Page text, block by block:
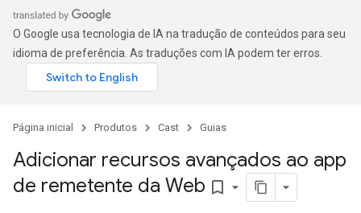
O Google usa tecnologia de IA na tradução de conteúdos para seu
idioma de preferência. As traduções com IA podem ter erros.
Página inicial Produtos Cast Guias
Adicionar recursos avançados ao app
de remetente da Web bookmark_border